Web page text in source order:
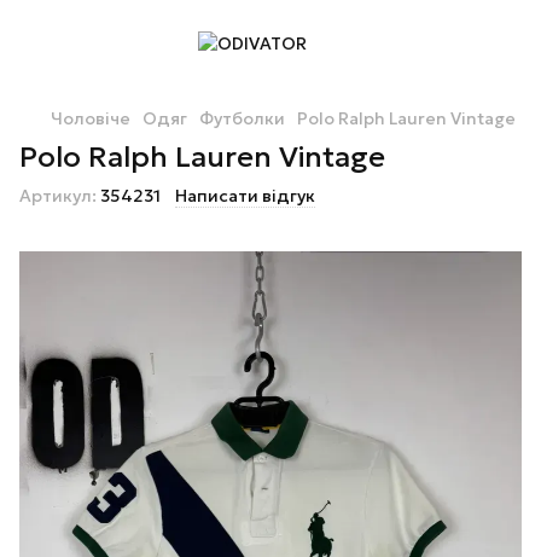
Чоловіче Одяг Футболки Polo Ralph Lauren Vintage
Polo Ralph Lauren Vintage
Артикул: 354231 Написати відгук